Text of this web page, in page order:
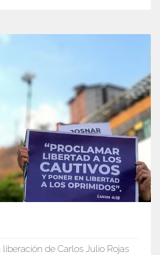
de Carlos Julio Rojas